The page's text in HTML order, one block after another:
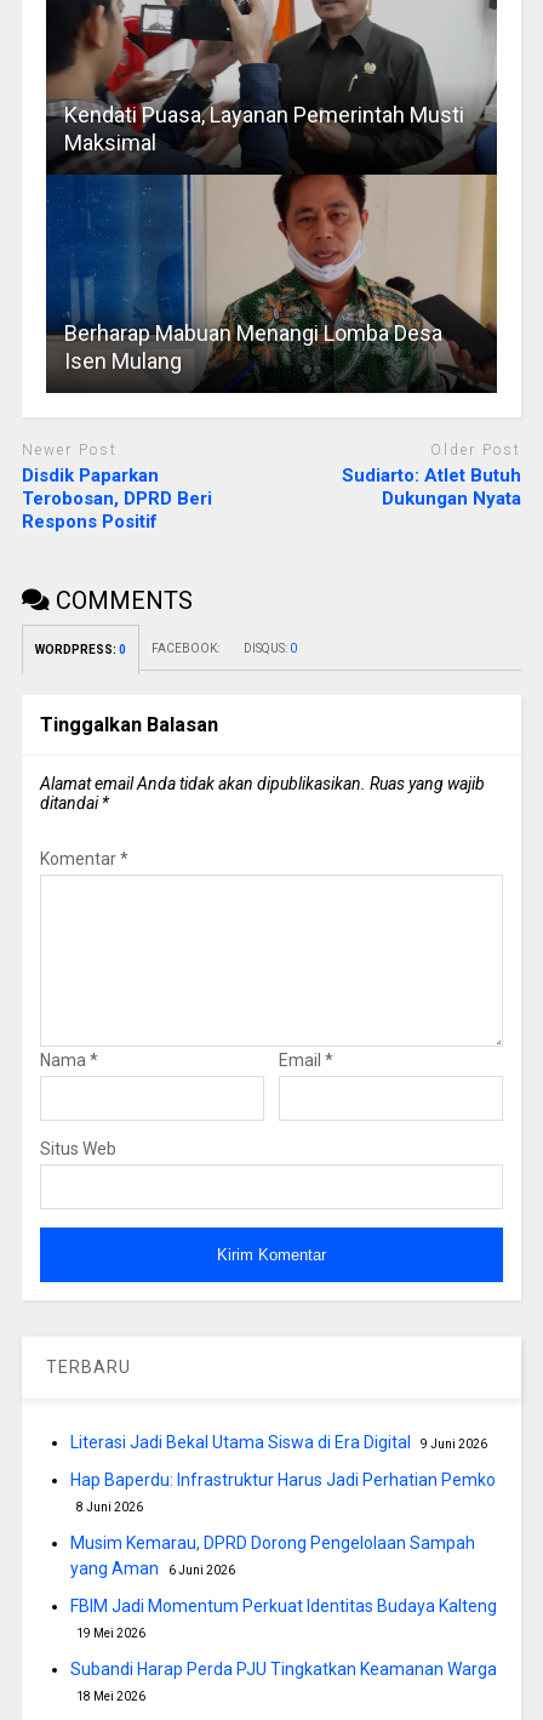
Kendati Puasa, Layanan Pemerintah Musti
Maksimal
Berharap Mabuan Menangi Lomba Desa
Isen Mulang
Newer Post
Disdik Paparkan
Terobosan, DPRD Beri
Respons Positif
Older Post
Sudiarto: Atlet Butuh
Dukungan Nyata
COMMENTS
WORDPRESS: 0 FACEBOOK: DISQUS: 0
Tinggalkan Balasan
Alamat email Anda tidak akan dipublikasikan. Ruas yang wajib
ditandai*
Komentar*
Nama * Email *
Situs Web
TERBARU
Literasi Jadi Bekal Utama Siswa di Era Digital 9 Juni 2026
Hap Baperdu: Infrastruktur Harus Jadi Perhatian Pemko
8 Juni 2026
Musim Kemarau, DPRD Dorong Pengelolaan Sampah
yang Aman
6 Juni 2026
FBIM Jadi Momentum Perkuat Identitas Budaya Kalteng
19 Mei 2026
Subandi Harap Perda PJU Tingkatkan Keamanan Warga
18 Mei 2026